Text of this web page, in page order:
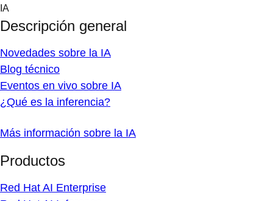
Skip
content
IA
Descripción general
Novedades sobre la IA
Blog técnico
Eventos en vivo sobre IA
¿Qué es la inferencia?
Más información sobre la IA
Productos
Red Hat AI Enterprise